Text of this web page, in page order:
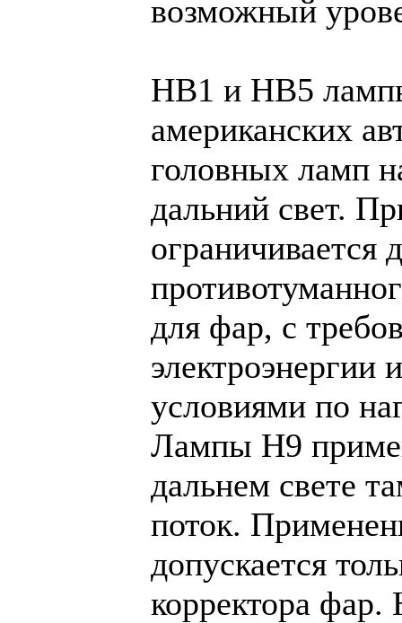
возможный
НВ1 и НВ5
американских
головных ламп
дальний свет.
ограничивается
для фар, с
условиями по
Лампы Н9
дальнем свете
поток.
допускается
корректора